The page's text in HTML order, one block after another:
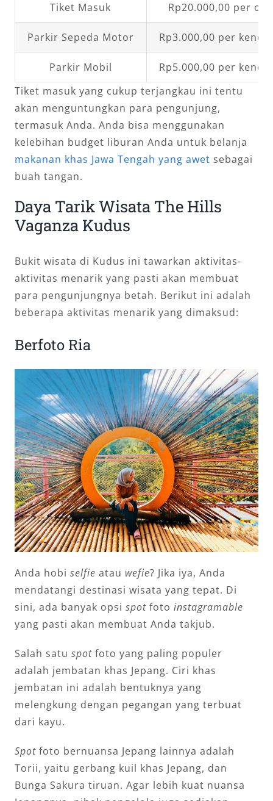
Tiket Masuk Rp20.000,00 per
Parkir Sepeda Motor Rp3.000,00 per
Parkir Mobil
Rp5.000,00 per
Tiket masuk yang cukup terjangkau ini tentu
akan menguntungkan para pengunjung,
termasuk Anda. Anda bisa menggunakan
kelebihan budget liburan Anda untuk belanja
makanan khas Jawa Tengah yang awet sebagai
buah tangan.
Daya Tarik Wisata The Hills
Vaganza Kudus
Bukit wisata di Kudus ini tawarkan aktivitas-
aktivitas menarik yang pasti akan membuat
para pengunjungnya betah. Berikut ini adalah
beberapa aktivitas menarik yang dimaksud:
Berfoto Ria
Anda hobi selfie atau wefie? Jika iya, Anda
mendatangi destinasi wisata yang tepat. Di
sini, ada banyak opsi spotfoto instagramable
yang pasti akan membuat Anda takjub.
Salah satu spotfoto yang paling populer
adalah jembatan khas Jepang. Ciri khas
jembatan ini adalah bentuknya yang
melengkung dengan pegangan yang terbuat
dari kayu.
Spotfoto bernuansa Jepang lainnya adalah
Torii, yaitu gerbang kuil khas Jepang, dan
Bunga Sakura tiruan. Agar lebih kuat nuansa